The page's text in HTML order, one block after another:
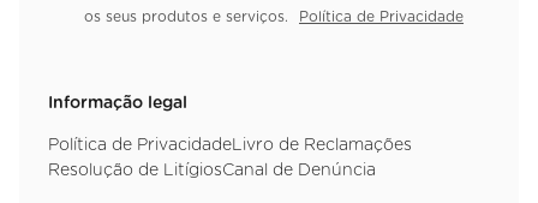
os seus produtos e serviços.
Política de Privacidade
Informação legal
Política de Privacidade Livro de Reclamações
Resolução de LitígiosCanal de Denúncia